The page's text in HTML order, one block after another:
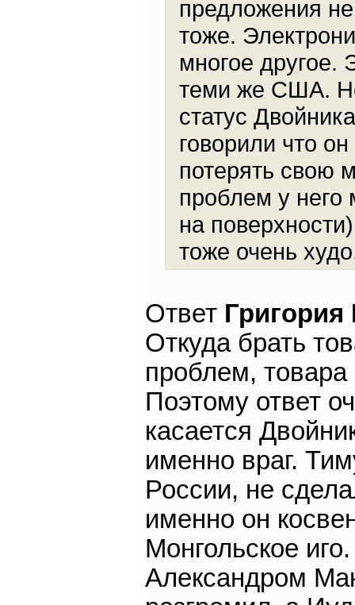
предложения
тоже.
многое другое.
теми же США.
статус
говорили что
потерять свою
проблем у него
на
тоже очень
Ответ
Откуда брать
проблем, товара
Поэтому ответ
касается
именно враг.
России, не
именно он
Монгольское
Александром